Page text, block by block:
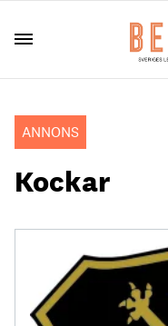
ANNONS
Kockar